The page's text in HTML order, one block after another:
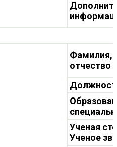
Фамилия,
отчество
Ученая
Ученое